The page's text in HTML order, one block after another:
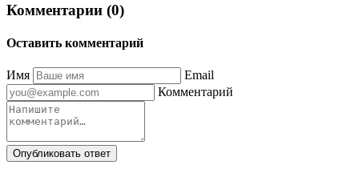
Комментарии (0)
Оставить комментарий
Имя
Email
Комментарий
Опубликовать ответ